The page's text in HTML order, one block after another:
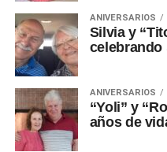
ANIVERSARIOS
Silvia y
celebrando
ANIVERSARIOS
“Yoli” y
años de